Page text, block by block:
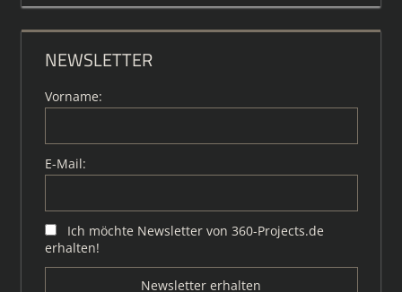
NEWSLETTER
Vorname:
E-Mail:
Ich möchte Newsletter von 360-Projects.de
erhalten!